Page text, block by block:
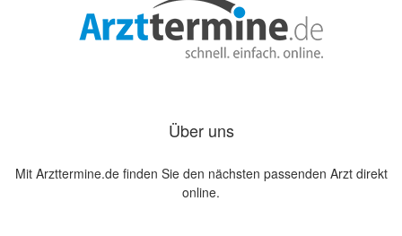
Über uns
Mit Arzttermine.de finden Sie den nächsten passenden Arzt direkt
online.